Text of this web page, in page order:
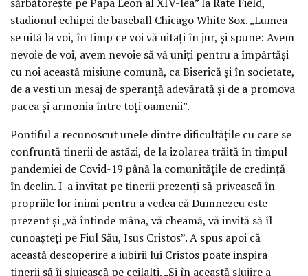
stadionul echipei de baseball Chicago White Sox. „Lumea
se uită la voi, în timp ce voi vă uitați în jur, și spune: Avem
nevoie de voi, avem nevoie să vă uniți pentru a împărtăși
cu noi această misiune comună, ca Biserică și în societate,
de a vesti un mesaj de speranță adevărată și de a promova
pacea și armonia între toți oamenii”.
Pontiful a recunoscut unele dintre dificultățile cu care se
confruntă tinerii de astăzi, de la izolarea trăită în timpul
pandemiei de Covid-19 până la comunitățile de credință
în declin. I-a invitat pe tinerii prezenți să privească în
propriile lor inimi pentru a vedea că Dumnezeu este
prezent și „vă întinde mâna, vă cheamă, vă invită să îl
cunoașteți pe Fiul Său, Isus Cristos”. A spus apoi că
această descoperire a iubirii lui Cristos poate inspira
tinerii să îi slujească pe ceilalți. „Și în această slujire a